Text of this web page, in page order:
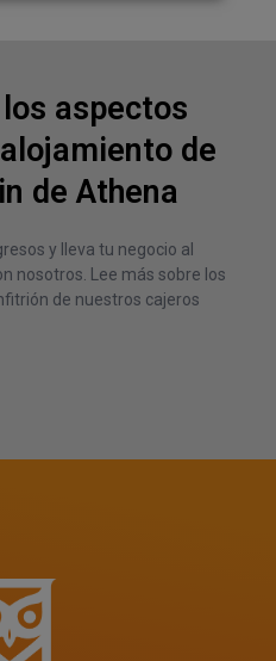
aspectos
de
de Athena
y lleva tu negocio al
nosotros. Lee más sobre los
de nuestros cajeros